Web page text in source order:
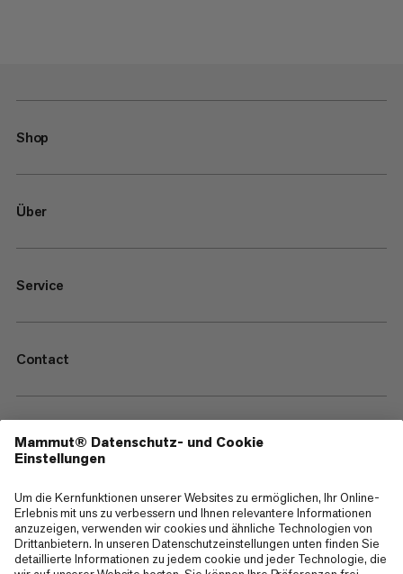
Shop
Über
Service
Contact
—
Sitemap